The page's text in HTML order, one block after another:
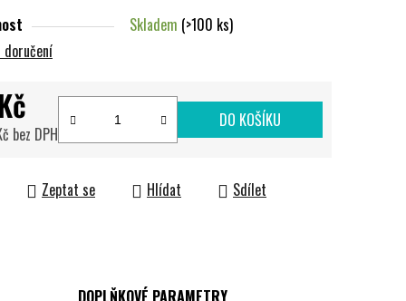
Skladem (>100 ks)
bez DPH
DO KOŠÍKU
Zeptat se Hlídat Sdílet
DOPLŇKOVÉ PARAMETRY